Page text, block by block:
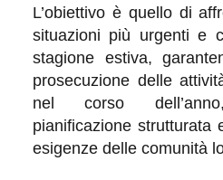
L’obiettivo è quello di
situazioni più urgenti e
stagione estiva,
prosecuzione delle
nel corso
pianificazione strutturata
esigenze delle comunità